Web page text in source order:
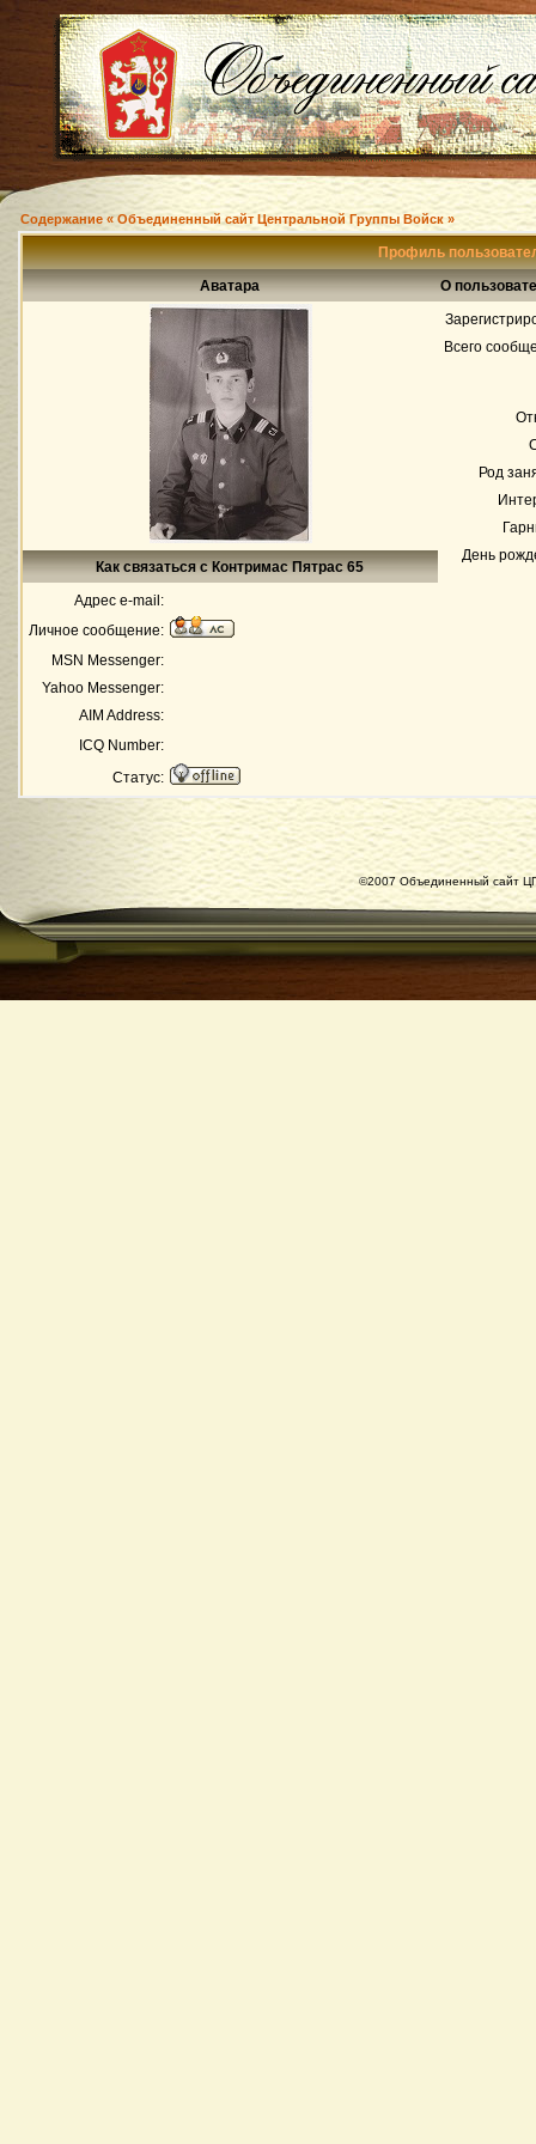
Содержание « Объединенный сайт Центральной Группы Войск »
Профиль
Аватара
О
Всего
Род
День
Как связаться с Контримас Пятрас 65
Адрес e-mail:
Личное сообщение:
MSN Messenger:
Yahoo Messenger:
AIM Address:
ICQ Number:
Статус:
©2007 Объединенный сайт